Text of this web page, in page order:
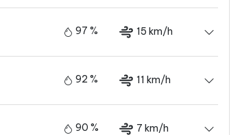
97 % 15 km/h
92 % 11 km/h
90 % 7 km/h